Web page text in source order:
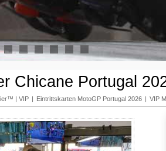
3 4
Chicane Portugal
| VIP | Eintrittskarten MotoGP Portugal 2026 | VIP